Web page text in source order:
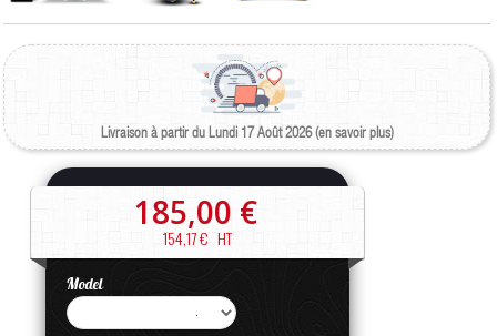
Livraison à partir du Lundi 17 Août 2026 (en savoir plus)
185,00 €
154,17 € HT
Model